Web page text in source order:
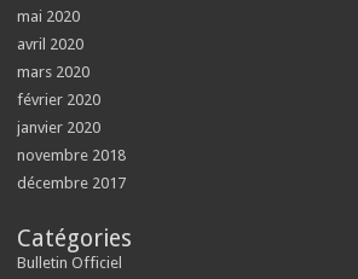
mai 2020
avril 2020
mars 2020
février 2020
janvier 2020
novembre 2018
décembre 2017
Catégories
Bulletin Officiel